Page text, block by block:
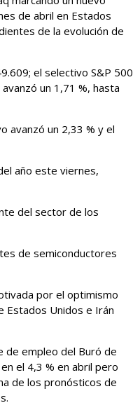
de abril en Estados
de la evolución de
el selectivo S&P 500
un 1,71 %, hasta
avanzó un 2,33 % y el
año este viernes,
del sector de los
de semiconductores
por el optimismo
Estados Unidos e Irán
de empleo del Buró de
el 4,3 % en abril pero
de los pronósticos de